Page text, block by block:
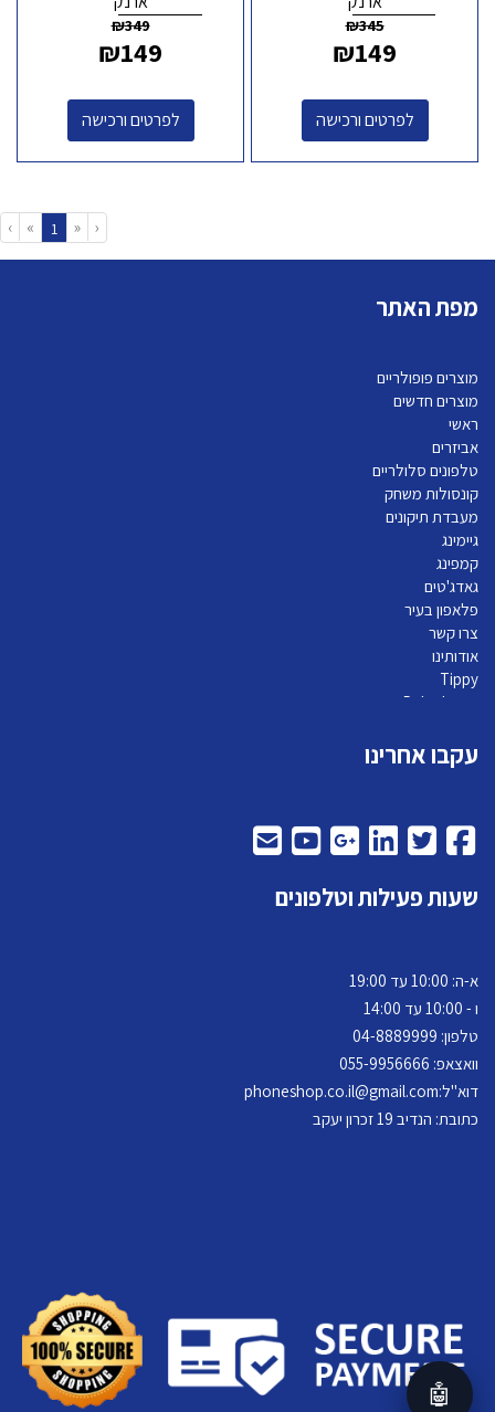
₪345
₪149
לפרטים ורכישה
₪349
₪149
לפרטים ורכישה
‹
«
1
»
›
מפת האתר
מוצרים פופולריים
מוצרים חדשים
ראשי
אביזרים
טלפונים סלולריים
קונסולות משחק
מעבדת תיקונים
גיימינג
קמפינג
גאדג'טים
פלאפון בעיר
צרו קשר
אודותינו
Tippy
Pelephone
עקבו אחרינו
שעות פעילות וטלפונים
א-ה: 10:00 עד 19:00
ו - 10:00 עד 14:00
טלפון: 04- 8889999
וואצאפ: 055-9956666
דוא"ל:phoneshop.co.il@gmail.com
כתובת: הנדיב 19 זכרון יעקב
🤖